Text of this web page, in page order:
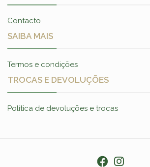
Contacto
SAIBA MAIS
Termos e condições
TROCAS E DEVOLUÇÕES
Política de devoluções e trocas